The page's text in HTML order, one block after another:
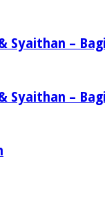
Syaithan –
Syaithan –